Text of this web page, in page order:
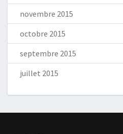
novembre 2015
octobre 2015
septembre 2015
juillet 2015